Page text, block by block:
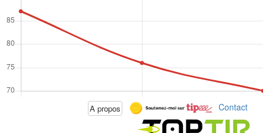
A propos Contact